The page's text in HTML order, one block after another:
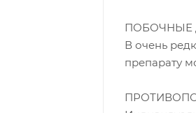
ПОБОЧНЫЕ
В очень
препарату